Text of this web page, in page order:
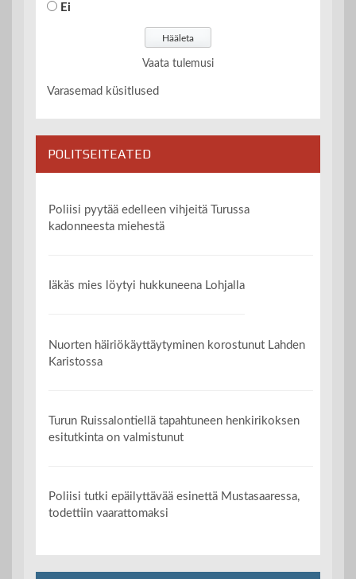
Ei
Vaata tulemusi
Varasemad küsitlused
POLITSEITEATED
Poliisi pyytää edelleen vihjeitä Turussa
kadonneesta miehestä
Iäkäs mies löytyi hukkuneena Lohjalla
Nuorten häiriökäyttäytyminen korostunut Lahden
Karistossa
Turun Ruissalontiellä tapahtuneen henkirikoksen
esitutkinta on valmistunut
Poliisi tutki epäilyttävää esinettä Mustasaaressa,
todettiin vaarattomaksi